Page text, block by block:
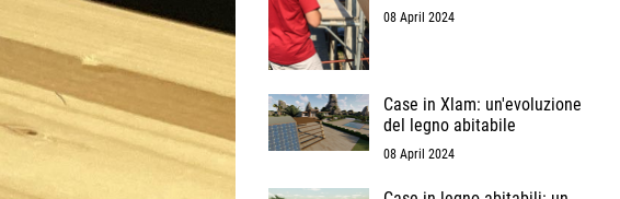
08 April 2024
Case in Xlam: un'evoluzione
del legno abitabile
08 April 2024